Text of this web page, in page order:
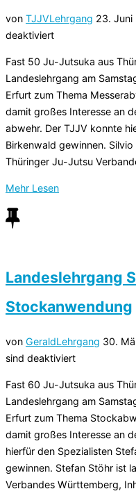
von TJJVLehrgang 23. Juni
deaktiviert
Fast 50 Ju-Jutsuka aus
Landeslehrgang am
Erfurt zum Thema
damit großes Interesse an
abwehr. Der TJJV konnte
Birkenwald gewinnen.
Thüringer Ju-Jutsu
Mehr über
Lesen
Landeslehrgang
Stockanwendung
von GeraldLehrgang 30.
sind deaktiviert
Fast 60 Ju-Jutsuka aus
Landeslehrgang am
Erfurt zum Thema
damit großes Interesse an
hierfür den Spezialisten
gewinnen. Stefan Stöhr ist
Verbandes Württemberg,